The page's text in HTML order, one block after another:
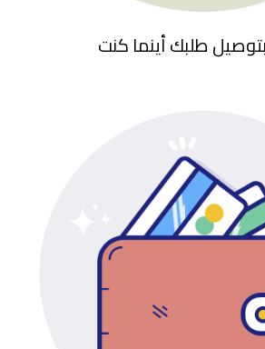
طلبك أينما كنت